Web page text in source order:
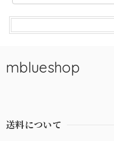
mblueshop
送料について